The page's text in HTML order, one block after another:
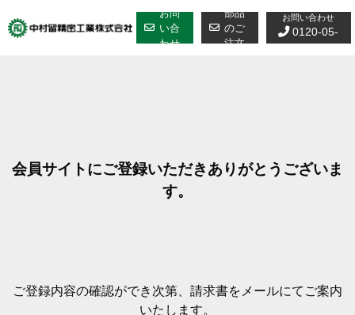
to
お問
い合
わせ
部品
のご
注文
お問い合わせ
0120-05-
会員サイトにご登録いただきありがとうございま
す。
ご登録内容の確認ができ次第、請求書をメールにてご案内
いたします。